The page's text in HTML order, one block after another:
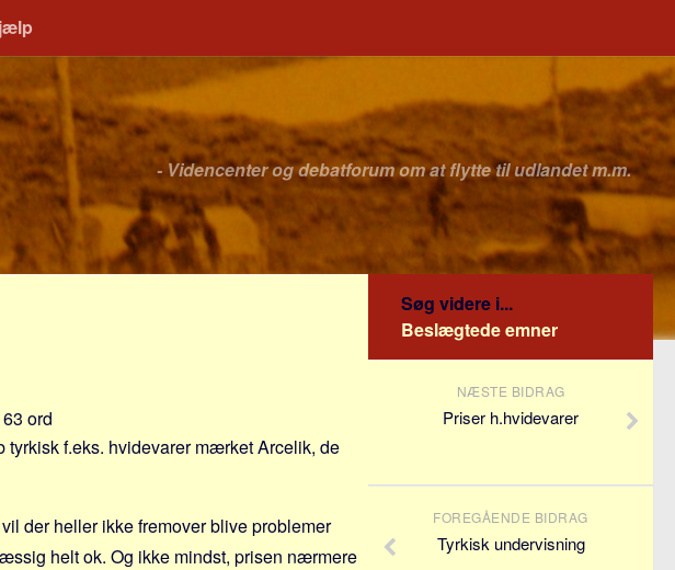
- Videncenter og debatforum om at flytte til udlandet m.m.
ord
tyrkisk f.eks. hvidevarer mærket Arcelik, de
der heller ikke fremover blive problemer
helt ok. Og ikke mindst, prisen nærmere
Søg videre i...
Beslægtede emner
NÆSTE BIDRAG
Priser h.hvidevarer
FOREGÅENDE BIDRAG
Tyrkisk undervisning